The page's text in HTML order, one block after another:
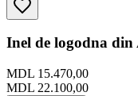
Inel de logodna
MDL 15.470,00
MDL 22.100,00